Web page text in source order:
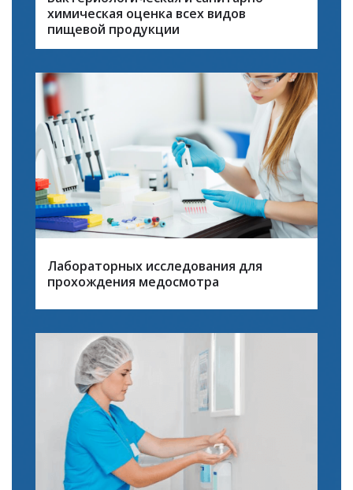
химическая оценка всех видов
пищевой продукции
Лабораторных исследования для
прохождения медосмотра